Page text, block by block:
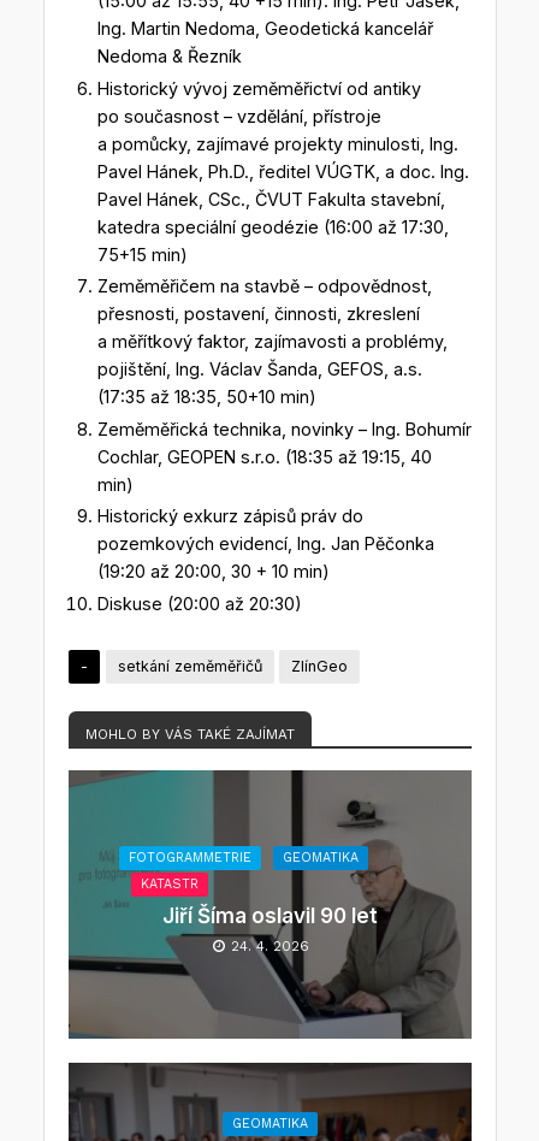
Ing. Martin Nedoma, Geodetická kancelář
Nedoma & Řezník
Historický vývoj zeměměřictví od antiky
po současnost – vzdělání, přístroje
a pomůcky, zajímavé projekty minulosti, Ing.
Pavel Hánek, Ph.D., ředitel VÚGTK, a doc. Ing.
Pavel Hánek, CSc., ČVUT Fakulta stavební,
katedra speciální geodézie (16:00 až 17:30,
75+15 min)
Zeměměřičem na stavbě – odpovědnost,
přesnosti, postavení, činnosti, zkreslení
a měřítkový faktor, zajímavosti a problémy,
pojištění, Ing. Václav Šanda, GEFOS, a.s.
(17:35 až 18:35, 50+10 min)
Zeměměřická technika, novinky – Ing. Bohumír
Cochlar, GEOPEN s.r.o. (18:35 až 19:15, 40
min)
Historický exkurz zápisů práv do
pozemkových evidencí, Ing. Jan Pěčonka
(19:20 až 20:00, 30 + 10 min)
Diskuse (20:00 až 20:30)
- setkání zeměměřičů ZlínGeo
MOHLO BY VÁS TAKÉ ZAJÍMAT
FOTOGRAMMETRIE
GEOMATIKA
KATASTR
Jiří Šíma oslavil 90 let
24. 4. 2026
GEOMATIKA